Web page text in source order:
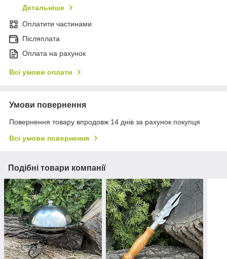
Детальніше
Оплатити частинами
Післяплата
Оплата на рахунок
Всі умови оплати
Умови повернення
Повернення товару впродовж 14 днів за рахунок покупця
Всі умови повернення
Подібні товари компанії